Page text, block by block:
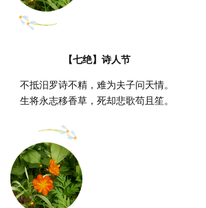
【七绝】诗人节
不抵汨罗诗不精，难为夫子问天情。
生将永志移香草，死却悲歌苟且笙。